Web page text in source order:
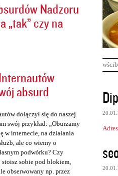
Nadzoru
„tak” czy na
absurd
dołączył się do naszej
swój przykład: „Oburzamy
w internecie, na działania
ale co wiemy o
podwórku? Czy
stoisz sobie pod blokiem,
obserwowany np. przez
K
o
m
e
n
t
Adres